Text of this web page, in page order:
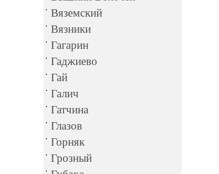
Вяземский
Вязники
Гагарин
Гаджиево
Гай
Галич
Гатчина
Глазов
Горняк
Грозный